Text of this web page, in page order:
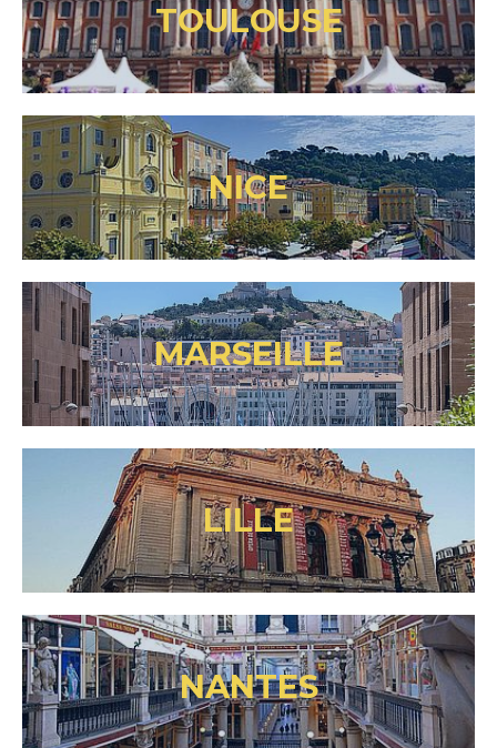
TOULOUSE
NICE
MARSEILLE
LILLE
NANTES